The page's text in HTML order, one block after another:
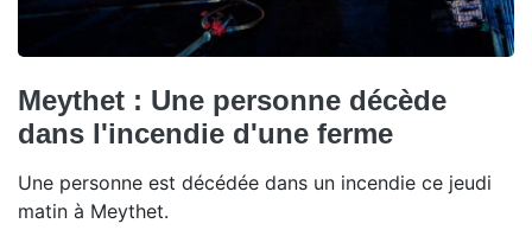
Meythet : Une personne décède
dans l'incendie d'une ferme
Une personne est décédée dans un incendie ce jeudi
matin à Meythet.